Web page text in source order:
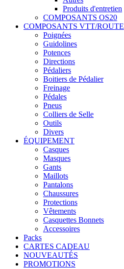
Produits d'entretien
COMPOSANTS OS20
COMPOSANTS VTT/ROUTE
Poignées
Guidolines
Potences
Directions
Pédaliers
Boitiers de Pédalier
Freinage
Pédales
Pneus
Colliers de Selle
Outils
Divers
ÉQUIPEMENT
Casques
Masques
Gants
Maillots
Pantalons
Chaussures
Protections
Vêtements
Casquettes Bonnets
Accessoires
Packs
CARTES CADEAU
NOUVEAUTÉS
PROMOTIONS